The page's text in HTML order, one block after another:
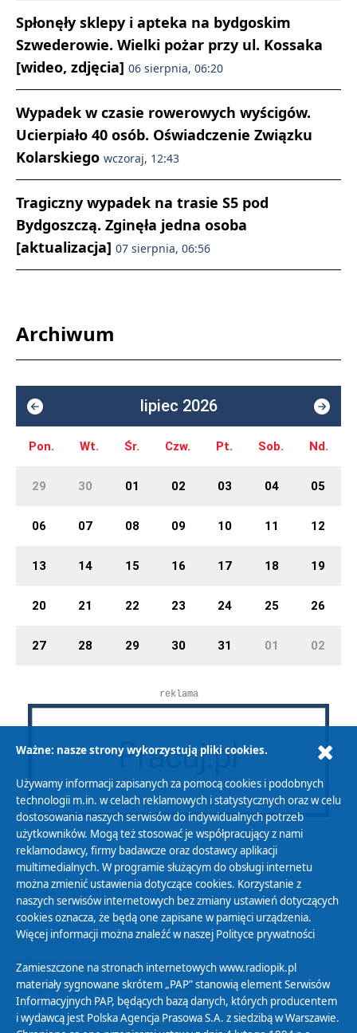
Spłonęły sklepy i apteka na bydgoskim
Szwederowie. Wielki pożar przy ul. Kossaka
[wideo, zdjęcia] 06 sierpnia, 06:20
Wypadek w czasie rowerowych wyścigów.
Ucierpiało 40 osób. Oświadczenie Związku
Kolarskiego wczoraj, 12:43
Tragiczny wypadek na trasie S5 pod
Bydgoszczą. Zginęła jedna osoba
[aktualizacja] 07 sierpnia, 06:56
Archiwum
lipiec 2026
Pon. Wt. Śr. Czw. Pt. Sob. Nd.
29 30 01 02 03 04 05
06 07 08 09 10 11 12
13 14 15 16 17 18 19
20 21 22 23 24 25 26
27 28 29 30 31 01 02
reklama
Polityka Prywatności
Zasady korzystania z Serwisu
Organizacje Pożytku Publicznego
Cyfryzacja DAB+
Polityka ochrony danych osobowych
Abonament
Ważne: nasze strony wykorzystują pliki cookies.
Używamy informacji zapisanych za pomocą cookies i podobnych
technologii m.in. w celach reklamowych i statystycznych oraz w celu
dostosowania naszych serwisów do indywidualnych potrzeb
użytkowników. Mogą też stosować je współpracujący z nami
reklamodawcy, firmy badawcze oraz dostawcy aplikacji
multimedialnych. W programie służącym do obsługi internetu
można zmienić ustawienia dotyczące cookies. Korzystanie z
naszych serwisów internetowych bez zmiany ustawień dotyczących
cookies oznacza, że będą one zapisane w pamięci urządzenia.
Więcej informacji można znaleźć w naszej Polityce prywatności
Zamieszczone na stronach internetowych www.radiopik.pl
materiały sygnowane skrótem „PAP” stanowią element Serwisów
Informacyjnych PAP, będących bazą danych, których producentem
i wydawcą jest Polska Agencja Prasowa S.A. z siedzibą w Warszawie.